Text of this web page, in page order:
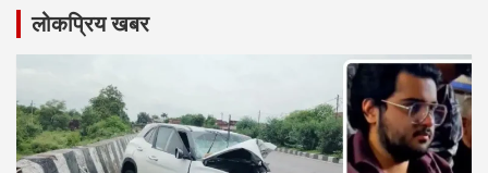
लोकप्रिय खबर